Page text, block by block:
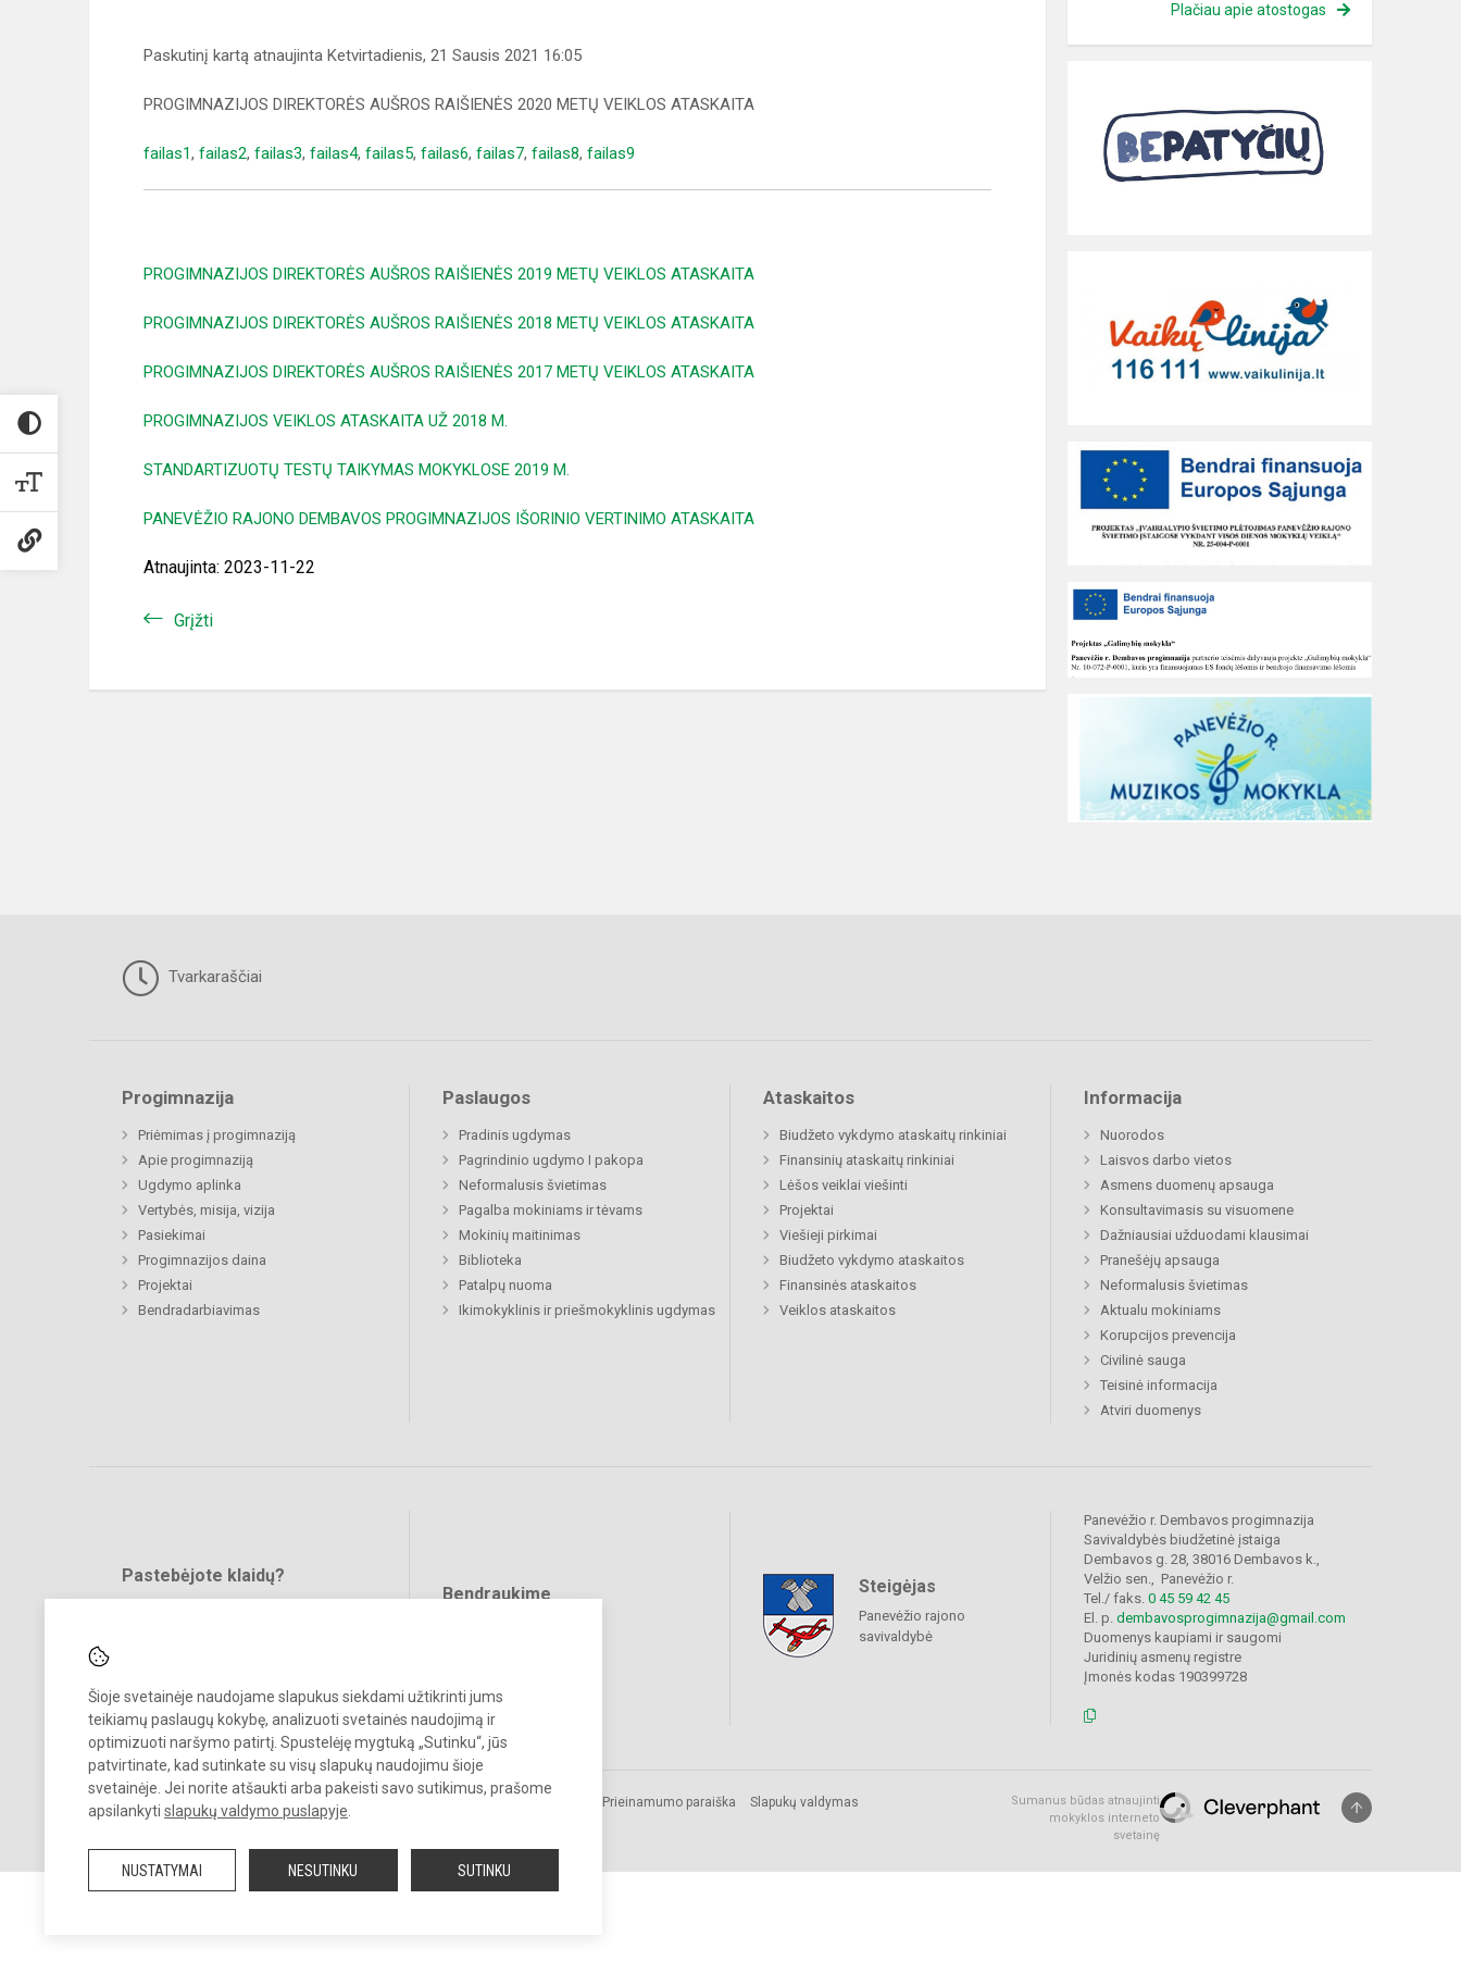
Šioje svetainėje naudojame slapukus siekdami užtikrinti jums
teikiamų paslaugų kokybę, analizuoti svetainės naudojimą ir
optimizuoti naršymo patirtį. Spustelėję mygtuką „Sutinku“, jūs
patvirtinate, kad sutinkate su visų slapukų naudojimu šioje
svetainėje. Jei norite atšaukti arba pakeisti savo sutikimus, prašome
apsilankyti slapukų valdymo puslapyje
NUSTATYMAI NESUTINKU SUTINKU
Paskutinį kartą atnaujinta Ketvirtadienis, 21 Sausis 2021 16:05
PROGIMNAZIJOS DIREKTORĖS AUŠROS RAIŠIENĖS 2020 METŲ VEIKLOS ATASKAITA
failas1, failas2, failas3, failas4, failas5, failas6, failas7, failas8, failas9
PROGIMNAZIJOS DIREKTORĖS AUŠROS RAIŠIENĖS 2019 METŲ VEIKLOS ATASKAITA
PROGIMNAZIJOS DIREKTORĖS AUŠROS RAIŠIENĖS 2018 METŲ VEIKLOS ATASKAITA
PROGIMNAZIJOS DIREKTORĖS AUŠROS RAIŠIENĖS 2017 METŲ VEIKLOS ATASKAITA
PROGIMNAZIJOS VEIKLOS ATASKAITA UŽ 2018 M.
STANDARTIZUOTŲ TESTŲ TAIKYMAS MOKYKLOSE 2019 M.
PANEVĖŽIO RAJONO DEMBAVOS PROGIMNAZIJOS IŠORINIO VERTINIMO ATASKAITA
Atnaujinta: 2023-11-22
Grįžti
Plačiau apie atostogas
Tvarkaraščiai
Progimnazija
Priėmimas į progimnaziją
Apie progimnaziją
Ugdymo aplinka
Vertybės, misija, vizija
Pasiekimai
Progimnazijos daina
Projektai
Bendradarbiavimas
Paslaugos
Pradinis ugdymas
Pagrindinio ugdymo I pakopa
Neformalusis švietimas
Pagalba mokiniams ir tėvams
Mokinių maitinimas
Biblioteka
Patalpų nuoma
Ikimokyklinis ir priešmokyklinis ugdymas
Ataskaitos
Biudžeto vykdymo ataskaitų rinkiniai
Finansinių ataskaitų rinkiniai
Lėšos veiklai viešinti
Projektai
Viešieji pirkimai
Biudžeto vykdymo ataskaitos
Finansinės ataskaitos
Veiklos ataskaitos
Informacija
Nuorodos
Laisvos darbo vietos
Asmens duomenų apsauga
Konsultavimasis su visuomene
Dažniausiai užduodami klausimai
Pranešėjų apsauga
Neformalusis švietimas
Aktualu mokiniams
Korupcijos prevencija
Civilinė sauga
Teisinė informacija
Atviri duomenys
Pastebėjote klaidų?
Bendraukime Steigėjas
Panevėžio rajono
savivaldybė
Panevėžio r. Dembavos progimnazija
Savivaldybės biudžetinė įstaiga
Dembavos g. 28, 38016 Dembavos k.,
Velžio sen., Panevėžio r.
Tel./ faks. 0 45 59 42 45
El. p. dembavosprogimnazija@gmail.com
Duomenys kaupiami ir saugomi
Juridinių asmenų registre
Įmonės kodas 190399728
© 2021. Panevėžio r. Dembavos progimnazija. Visos teisės saugomos.
Kopijuoti turinį be raštiško progimnazijos sutikimo griežtai draudžiama.
Prieinamumo paraiška Slapukų valdymas
Sumanus būdas atnaujinti
mokyklos interneto
svetainę